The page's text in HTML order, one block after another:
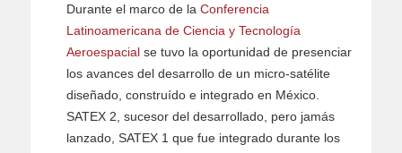
Durante el marco de la Conferencia
Latinoamericana de Ciencia y Tecnología
Aeroespacial se tuvo la oportunidad de presenciar
los avances del desarrollo de un micro-satélite
diseñado, construído e integrado en México.
SATEX 2, sucesor del desarrollado, pero jamás
lanzado, SATEX 1 que fue integrado durante los